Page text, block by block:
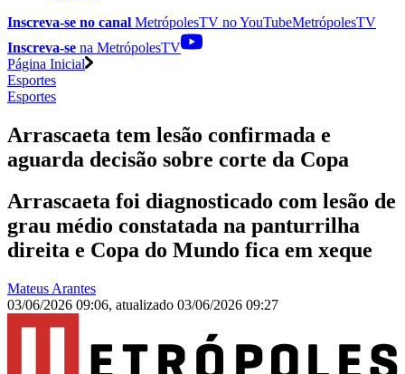
Inscreva-se no canal MetrópolesTV noYouTubeMetrópolesTV
Inscreva-se na MetrópolesTV
Página Inicial
Esportes
Esportes
Arrascaeta tem lesão confirmada e
aguarda decisão sobre corte da Copa
Arrascaeta foi diagnosticado com lesão de
grau médio constatada na panturrilha
direita e Copa do Mundo fica em xeque
Mateus Arantes
03/06/2026 09:06, atualizado 03/06/2026 09:27